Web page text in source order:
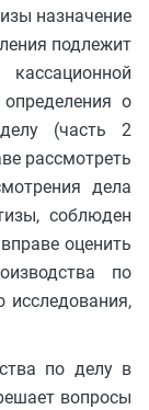
назначение
подлежит
о
делу (часть 2
рассмотреть
дела
соблюден
оценить
по
исследования,
по делу в
вопросы